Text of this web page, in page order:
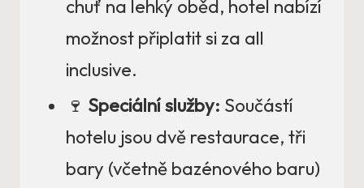
chuť na lehký oběd, hotel nabízí
možnost připlatit si za all
inclusive.
🍷 Speciální služby: Součástí
hotelu jsou dvě restaurace, tři
bary (včetně bazénového baru)